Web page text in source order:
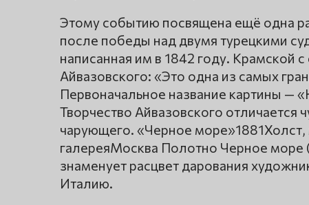
Этому событию посвящена ещё одна
после победы над двумя турецкими
написанная им в 1842 году.
Айвазовского: «Это одна из самых
Первоначальное название картины —
Творчество Айвазовского отличается
чарующего. «Черное море»1881Холст,
галереяМосква Полотно Черное море
знаменует расцвет дарования
Италию.